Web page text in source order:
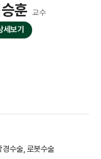
훈 교수
세보기
경수술, 로봇수술